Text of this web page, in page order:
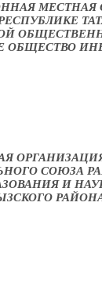
ОБЩЕСТВО
СОЮЗА
И